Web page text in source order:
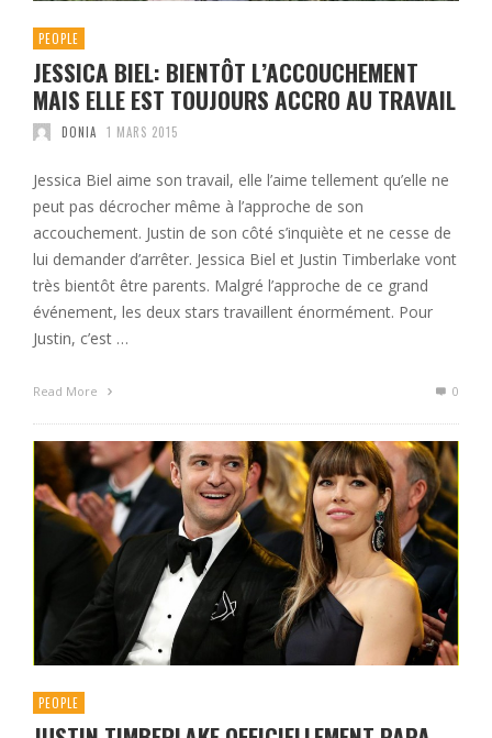
PEOPLE
JESSICA BIEL: BIENTÔT L’ACCOUCHEMENT
MAIS ELLE EST TOUJOURS ACCRO AU TRAVAIL
DONIA 1 MARS 2015
Jessica Biel aime son travail, elle l’aime tellement qu’elle ne
peut pas décrocher même à l’approche de son
accouchement. Justin de son côté s’inquiète et ne cesse de
lui demander d’arrêter. Jessica Biel et Justin Timberlake vont
très bientôt être parents. Malgré l’approche de ce grand
événement, les deux stars travaillent énormément. Pour
Justin, c’est …
Read More 0
PEOPLE